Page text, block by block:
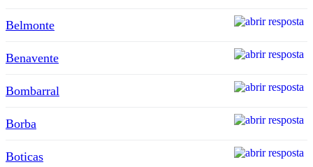
Belmonte
Benavente
Bombarral
Borba
Boticas